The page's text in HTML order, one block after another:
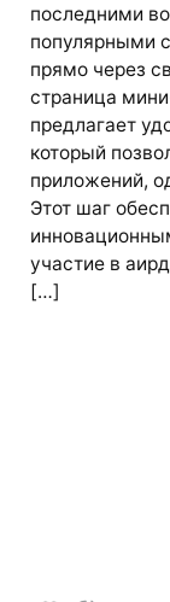
последними
популярными
прямо через
страница
предлагает
который
приложений,
Этот шаг
участие в
[…]